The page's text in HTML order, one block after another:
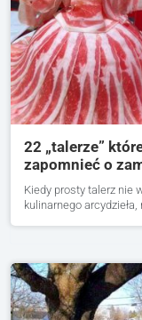
22 „talerze”
zapomnieć o
Kiedy prosty talerz nie
kulinarnego